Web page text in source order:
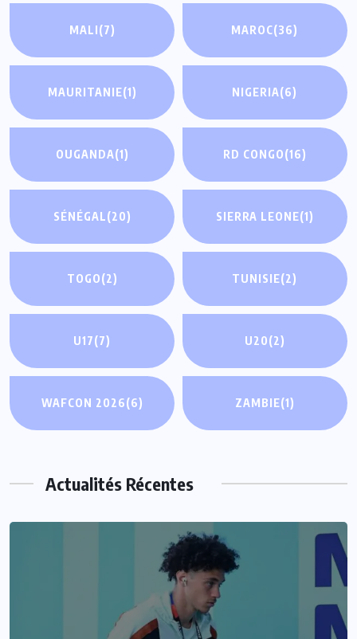
MALI(7) MAROC(36)
MAURITANIE(1) NIGERIA(6)
OUGANDA(1) RD CONGO(16)
SÉNÉGAL(20) SIERRA LEONE(1)
TOGO(2) TUNISIE(2)
U17(7) U20(2)
WAFCON 2026(6) ZAMBIE(1)
Actualités Récentes